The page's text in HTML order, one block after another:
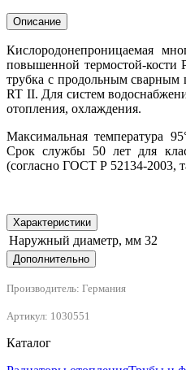
Описание
Кислородонепроницаемая
повышенной термостой-
трубка с продольным
RT II. Для систем
отопления, охлаждения.
Максимальная температура
Срок службы 50 лет для
(согласно ГОСТ Р 52134-2003,
Характеристики
Наружный диаметр, мм 32
Дополнительно
Производитель: Германия
Артикул: 1030551
Каталог